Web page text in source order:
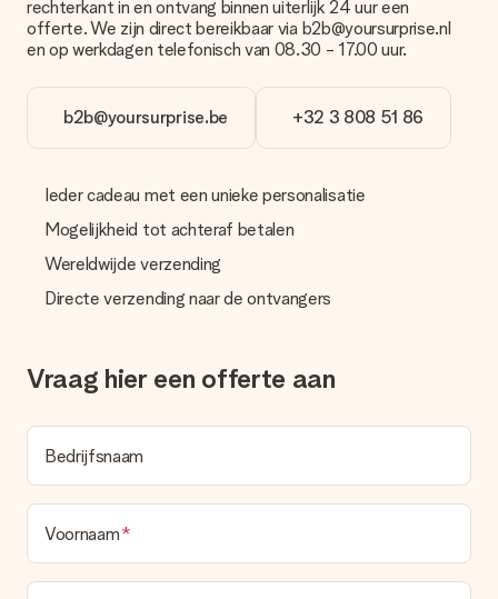
overboeking wel rekening met 3 dagen extra levertijd van je
cadeau.
Cadeau ontvangen
Wat als het cadeau toch niet helemaal naar mijn zin is?
We vinden het erg vervelend als je cadeau niet naar wens is
passende oplossing.
Wordt de factuur met de bestelling meegestuurd?
Er wordt geen factuur meegestuurd bij je bestelling. Je
deze ook altijd terugvinden in jouw MySurprise. Je kunt dus
rechterkant in en ontvang binnen uiterlijk 24 uur een
offerte. We zijn direct bereikbaar via b2b@yoursurprise.nl
en op werkdagen telefonisch van 08.30 - 17.00 uur.
b2b@yoursurprise.be +32 3 808 51 86
Ieder cadeau met een unieke personalisatie
Mogelijkheid tot achteraf betalen
Wereldwijde verzending
Directe verzending naar de ontvangers
Vraag hier een offerte aan
Bedrijfsnaam
Voornaam